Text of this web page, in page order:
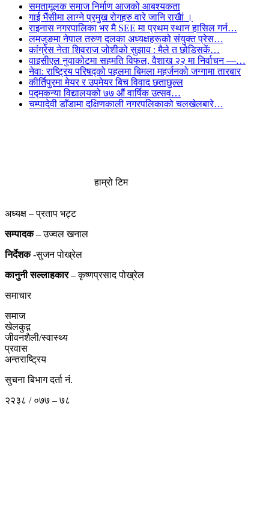
समतामूलक समाज निर्माण आजको आबश्यकता
गाई भैंसीमा लाग्ने प्रमुख रोगहरु वारे जानि राखैां ।
राइनास नगरपालिका भर मै SEE मा प्रथम स्थान हासिल गर्न…
लमजुङमा नेपाल तरुण दलका अध्यक्षहरूको संयुक्त प्रेस…
कांग्रेस नेता शिवराज जोशीको सुझाव : मैले त छोडिसकें…
वाइसीएल नुवाकोटमा सहमति विफल, वैशाख २२ मा निर्वाचन —…
नेवा: राष्ट्रिय परिषद्को पहलमा बिमला महर्जनको जग्गामा तारबार
कीर्तिपुरमा मेयर र उपमेयर बिच विवाद छताछुल्ल
पद्मकन्या विद्यालयको ७७ औं ‌‌वार्षिक ‌उत्सव…
चम्पादेवी डाँडामा दक्षिणकाली नगरपलिकाको चलखेलबारे…
हाम्रो टिम
अध्यक्ष – प्रताप भट्ट
सम्पादक– उज्वल खनाल
निर्देशक-सुजन पोख्रेल
कानुनी सल्लाहकार– कृष्णप्रसाद पोख्रेल
समाचार
समाज
खेलकुद़़
जीवनशैली/स्वास्थ्य
प्रवास
अन्तराष्ट्रिय
सुचना बिभाग दर्ता नं.
२२३८ / ०७७ – ७८